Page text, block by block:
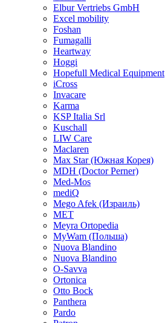
Elbur Vertriebs GmbH
Excel mobility
Foshan
Fumagalli
Heartway
Hoggi
Hopefull Medical Equipment
iCross
Invacare
Karma
KSP Italia Srl
Kuschall
LIW Care
Maclaren
Max Star (Южная Корея)
MDH (Doctor Perner)
Med-Mos
mediQ
Mego Afek (Израиль)
MET
Meyra Ortopedia
MyWam (Польша)
Nuova Blandino
Nuova Blandino
O-Savva
Ortonica
Otto Bock
Panthera
Pardo